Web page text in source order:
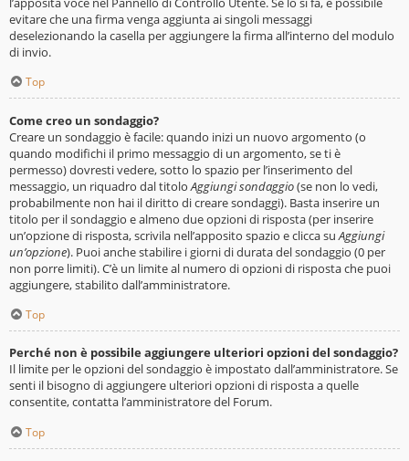
evitare che una firma venga aggiunta ai singoli messaggi
deselezionando la casella per aggiungere la firma all’interno del modulo
di invio.
Top
Come creo un sondaggio?
Creare un sondaggio è facile: quando inizi un nuovo argomento (o
quando modifichi il primo messaggio di un argomento, se ti è
permesso) dovresti vedere, sotto lo spazio per l’inserimento del
messaggio, un riquadro dal titolo Aggiungi sondaggio(se non lo vedi,
probabilmente non hai il diritto di creare sondaggi). Basta inserire un
titolo per il sondaggio e almeno due opzioni di risposta (per inserire
un’opzione di risposta, scrivila nell’apposito spazio e clicca su Aggiungi
un’opzione). Puoi anche stabilire i giorni di durata del sondaggio (0 per
non porre limiti). C’è un limite al numero di opzioni di risposta che puoi
aggiungere, stabilito dall’amministratore.
Top
Perché non è possibile aggiungere ulteriori opzioni del sondaggio?
Il limite per le opzioni del sondaggio è impostato dall’amministratore. Se
senti il bisogno di aggiungere ulteriori opzioni di risposta a quelle
consentite, contatta l’amministratore del Forum.
Top